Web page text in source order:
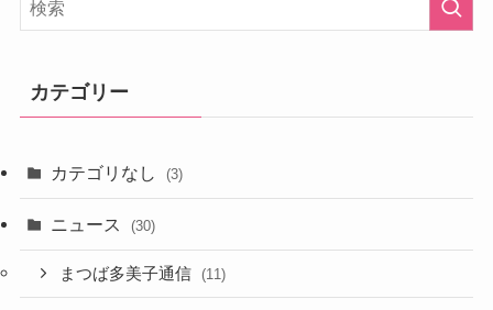
カテゴリー
カテゴリなし (3)
ニュース (30)
まつば多美子通信 (11)